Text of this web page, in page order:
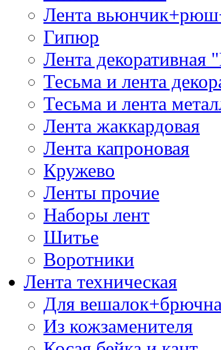
Лента
Гипюр
Лента декоративная
Тесьма и лента
Тесьма и лента
Лента жаккардовая
Лента капроновая
Кружево
Ленты прочие
Наборы лент
Шитье
Воротники
Лента техническая
Для
Из кожзаменителя